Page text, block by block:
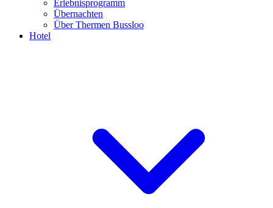
Erlebnisprogramm
Übernachten
Über Thermen Bussloo
Hotel